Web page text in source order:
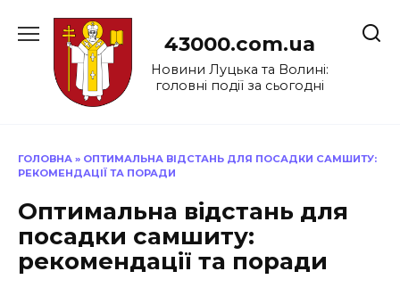
до
43000.com.ua
Новини Луцька та Волині:
головні події за сьогодні
ГОЛОВНА » ОПТИМАЛЬНА ВІДСТАНЬ ДЛЯ ПОСАДКИ САМШИТУ:
РЕКОМЕНДАЦІЇ ТА ПОРАДИ
Оптимальна відстань для
посадки самшиту:
рекомендації та поради